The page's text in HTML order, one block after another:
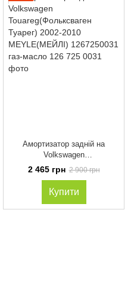
Амортизатор задній на
Volkswagen
Touareg(Фольксваген Туарег)
2002-2010 MEYLE(МЕЙЛІ)
1267250031 газ-масло
2 465 грн 2 900 грн
Купити